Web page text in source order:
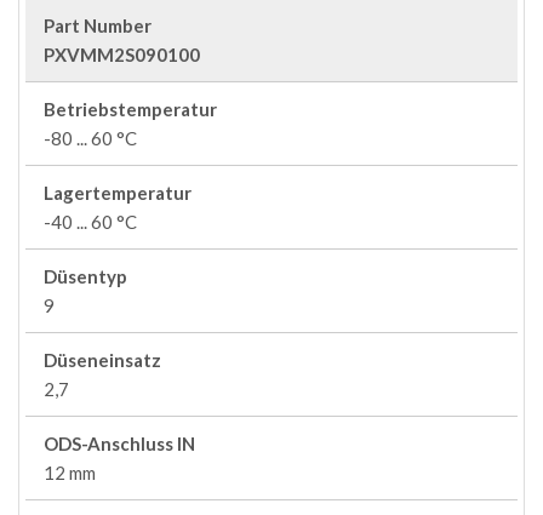
Part Number
PXVMM2S090100
Betriebstemperatur
-80 ... 60 °C
Lagertemperatur
-40 ... 60 °C
Düsentyp
9
Düseneinsatz
2,7
ODS-Anschluss IN
12 mm